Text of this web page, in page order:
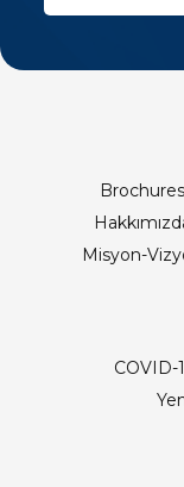
Brochures
Misyon-
COVID-